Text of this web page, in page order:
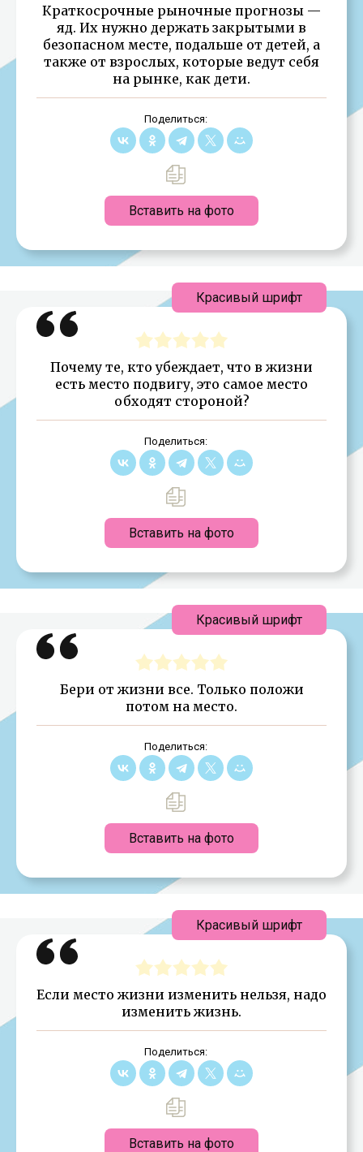
Краткосрочные рыночные прогнозы —
яд. Их нужно держать закрытыми в
безопасном месте, подальше от детей, а
также от взрослых, которые ведут себя
на рынке, как дети.
Поделиться:
Вставить на фото
Почему те, кто убеждает, что в жизни
есть место подвигу, это самое место
обходят стороной?
Поделиться:
Вставить на фото
Красивый шрифт
Бери от жизни все. Только положи
потом на место.
Поделиться:
Вставить на фото
Красивый шрифт
Если место жизни изменить нельзя, надо
изменить жизнь.
Поделиться:
Вставить на фото
Красивый шрифт